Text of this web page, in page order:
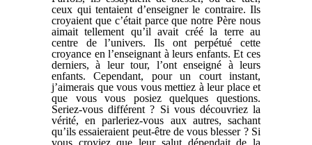
ceux qui tentaient d’enseigner le contraire. Ils
croyaient que c’était parce que notre Père nous
aimait tellement qu’il avait créé la terre au
centre de l’univers. Ils ont perpétué cette
croyance en l’enseignant à leurs enfants. Et ces
derniers, à leur tour, l’ont enseigné à leurs
enfants. Cependant, pour un court instant,
j’aimerais que vous vous mettiez à leur place et
que vous vous posiez quelques questions.
Seriez-vous différent ? Si vous découvriez la
vérité, en parleriez-vous aux autres, sachant
qu’ils essaieraient peut-être de vous blesser ? Si
vous croyiez que leur salut dépendait de la